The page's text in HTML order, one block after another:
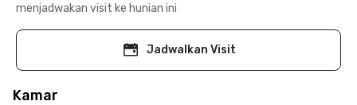
menjadwakan visit ke hunian ini
Jadwalkan Visit
Kamar